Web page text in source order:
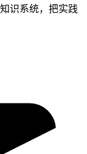
识系统，把实践